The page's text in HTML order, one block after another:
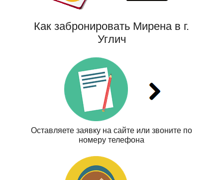
Как забронировать Мирена в г.
Углич
Оставляете заявку на сайте или звоните по
номеру телефона